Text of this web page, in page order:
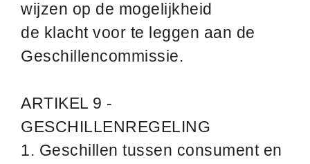
wijzen op de mogelijkheid
de klacht voor te leggen aan de
Geschillencommissie.
ARTIKEL 9 -
GESCHILLENREGELING
1. Geschillen tussen consument en